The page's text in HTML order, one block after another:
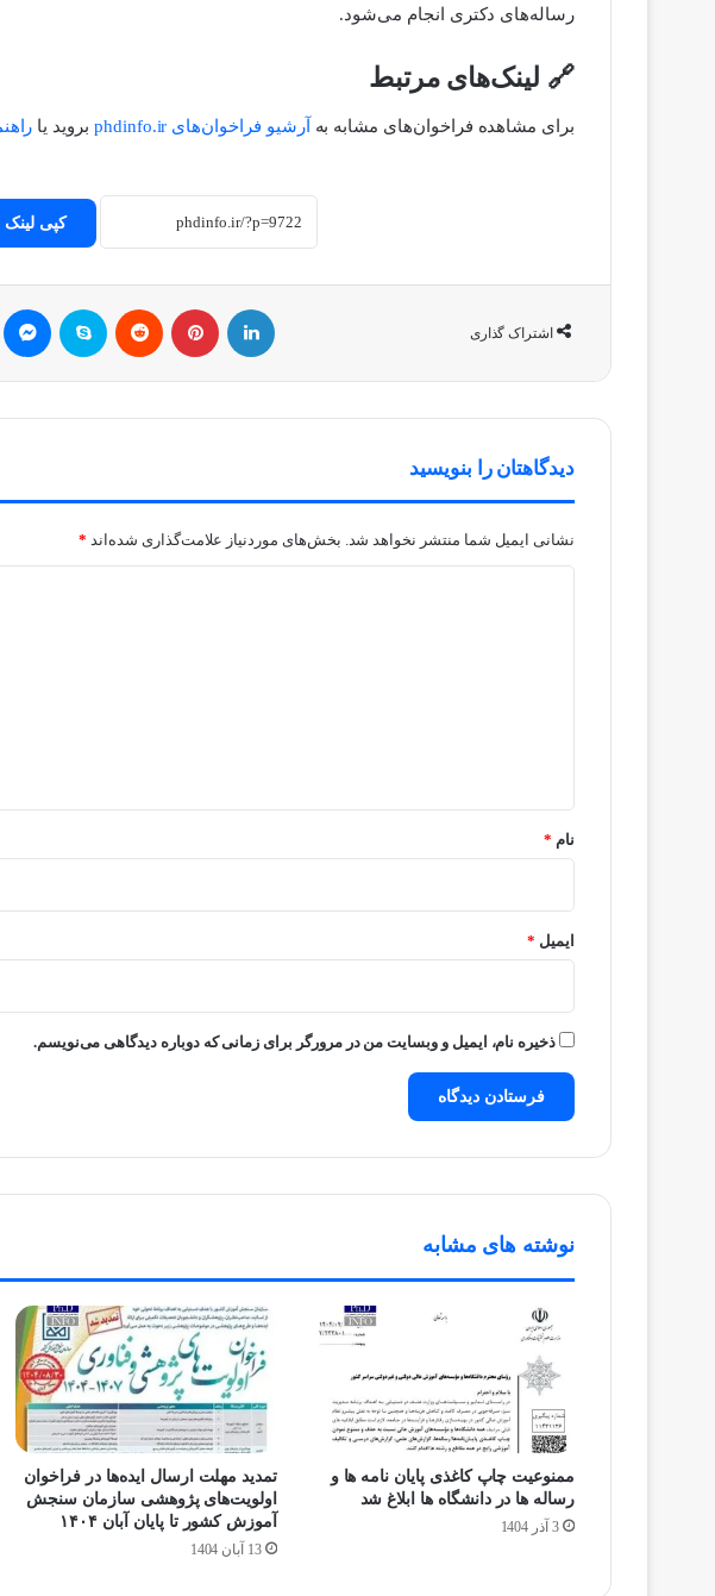
رساله‌های دکتری انجام می‌شود.
🔗 لینک‌های مرتبط
برای مشاهده فراخوان‌های مشابه به آرشیو فراخوان‌های phdinfo.ir بروید یا
کپی لینک
اشتراک گذاری
دیدگاهتان را بنویسید
نشانی ایمیل شما منتشر نخواهد شد. بخش‌های موردنیاز علامت‌گذاری شده‌اند *
نام *
ایمیل *
ذخیره نام، ایمیل و وبسایت من در مرورگر برای زمانی که دوباره دیدگاهی می‌نویسم.
نوشته های مشابه
ممنوعیت چاپ کاغذی پایان نامه ها و
رساله ها در دانشگاه ها ابلاغ شد
3 آذر 1404
تمدید مهلت ارسال ایده‌ها در فراخوان
اولویت‌های پژوهشی سازمان سنجش
آموزش کشور تا پایان آبان ۱۴۰۴
13 آبان 1404